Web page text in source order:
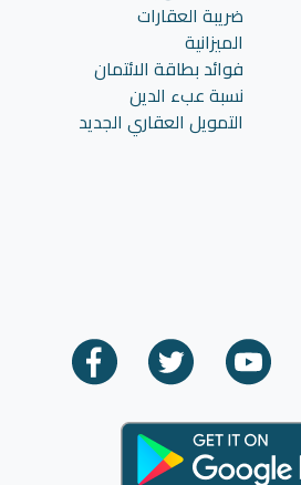
ضريبة العقارات
الميزانية
فوائد بطاقة الائتمان
نسبة عبء الدين
التمويل العقاري الجديد